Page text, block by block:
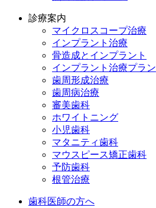
診療案内
マイクロスコープ治療
インプラント治療
骨造成とインプラント
インプラント治療プラン
歯周形成治療
歯周病治療
審美歯科
ホワイトニング
小児歯科
マタニティ歯科
マウスピース矯正歯科
予防⻭科
根管治療
歯科医師の方へ